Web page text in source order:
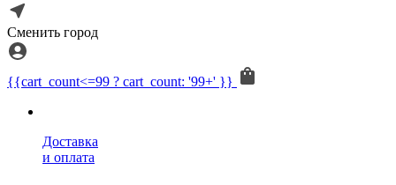
Сменить город
{{cart_count<=99 ? cart_count: '99+' }}
Доставка
и оплата